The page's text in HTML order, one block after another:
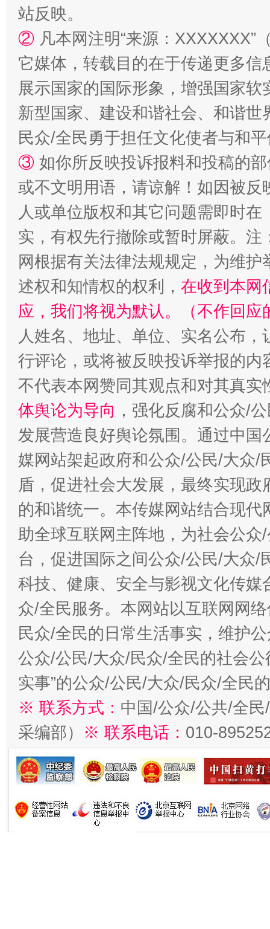
招工难、用工荒背后
站反映。
② 凡本网注明“来源：
它媒体，转载目的在于传递更多
展示国家的国际形象，增强国家
新型国家、建设和谐社会、和谐
民众/全民勇于担任文化使者与和
③ 如你所反映投诉报料和投稿的
或不文明用语，请谅解！如因被
人或单位版权和其它问题需即时在
实，有权先行撤除或暂时屏蔽。
网根据有关法律法规规定，为维
述权和知情权的权利， 在收到本网
应，我们将视为默认。（不作回应
人姓名、地址、单位、实名公布
行评论，或将被反映投诉举报的
不代表本网赞同其观点和对其真实
体舆论为导向 ，强化反腐和公众/
发展营造良好舆论氛围。通过中
媒网站架起政府和公众/公民/大众/
盾，促进社会大发展，最终实现
的和谐统一。本传媒网站结合现
助全球互联网主阵地，为社会公
台，促进国际之间公众/公民/大众/
科技、健康、安全与影视文化传
众/全民服务。本网站以互联网网
民众/全民的日常生活事实，维护
公众/公民/大众/民众/全民的社会公
实事”的公众/公民/大众/民众/全民
※ 联系方式： 中国/公众/公共/全
采编部） ※ 联系电话： 010-